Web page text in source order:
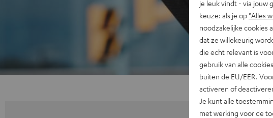
je leuk vindt - via jouw
keuze: als je op "Alles
noodzakelijke cookies
dat ze willekeurig
die echt relevant is
gebruik van alle
buiten de EU/EER.
activeren of
Je kunt alle
met werking voor de